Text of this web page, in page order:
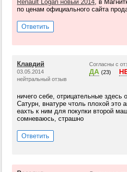
Renault Logan новый 2014, в
по ценам официального сайта
Ответить
Клавдий
03.05.2014
нейтральный отзыв
Согласны с
ДА (23)
ничего себе, отрицательные здесь
Сатурн, внатуре чтоль плохой это
еахть к ним для покупки второй
сомневаюсь, страшно
Ответить